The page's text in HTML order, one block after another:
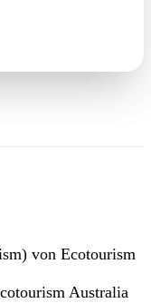
raue Schönheit,
Outbacks
von Ecotourism
Australia